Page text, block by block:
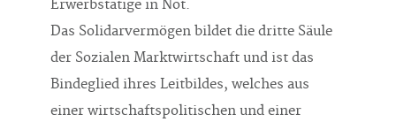
Erwerbstätige in Not.
Das Solidarvermögen bildet die dritte Säule
der Sozialen Marktwirtschaft und ist das
Bindeglied ihres Leitbildes, welches aus
einer wirtschaftspolitischen und einer